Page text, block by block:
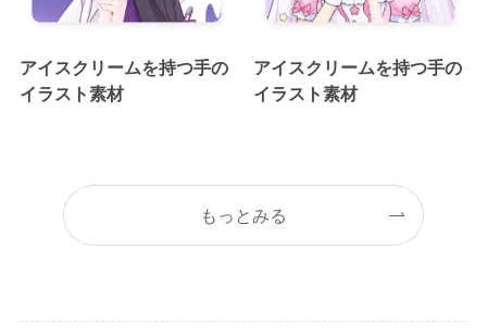
アイスクリームを持つ手の
イラスト素材
アイスクリームを持つ手の
イラスト素材
もっとみる